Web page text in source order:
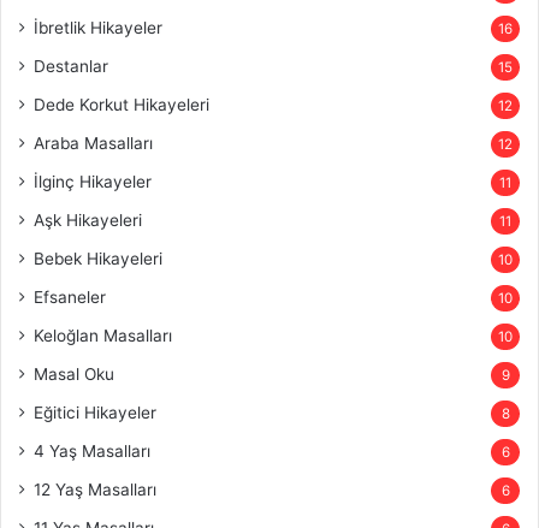
İbretlik Hikayeler 16
Destanlar 15
Dede Korkut Hikayeleri 12
Araba Masalları 12
İlginç Hikayeler 11
Aşk Hikayeleri 11
Bebek Hikayeleri 10
Efsaneler 10
Keloğlan Masalları 10
Masal Oku 9
Eğitici Hikayeler 8
4 Yaş Masalları 6
12 Yaş Masalları 6